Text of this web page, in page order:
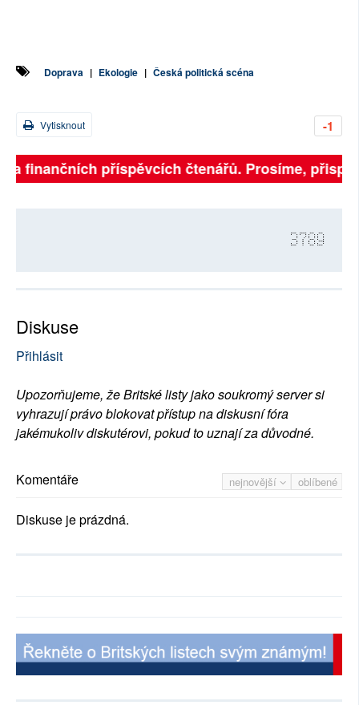
Doprava | Ekologie | Česká politická scéna
-1
Vytisknout
finančních příspěvcích čtenářů. Prosíme,
3789
Diskuse
Přihlásit
Upozorňujeme, že Britské listy jako soukromý server si
vyhrazují právo blokovat přístup na diskusní fóra
jakémukoliv diskutérovi, pokud to uznají za důvodné.
nejnovější oblíbené
Komentáře
Diskuse je prázdná.